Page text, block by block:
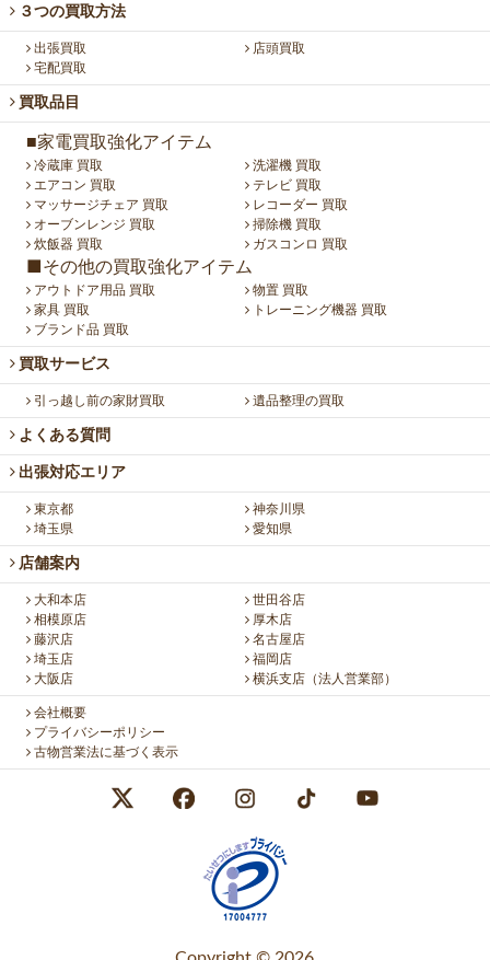
３つの買取方法
出張買取
店頭買取
宅配買取
買取品目
■家電買取強化アイテム
冷蔵庫 買取
洗濯機 買取
エアコン 買取
テレビ 買取
マッサージチェア 買取
レコーダー 買取
オーブンレンジ 買取
掃除機 買取
炊飯器 買取
ガスコンロ 買取
■その他の買取強化アイテム
アウトドア用品 買取
物置 買取
家具 買取
トレーニング機器 買取
ブランド品 買取
買取サービス
引っ越し前の家財買取 遺品整理の買取
よくある質問
出張対応エリア
東京都
神奈川県
埼玉県
愛知県
店舗案内
大和本店
世田谷店
相模原店
厚木店
藤沢店
名古屋店
埼玉店
福岡店
大阪店
横浜支店（法人営業部）
会社概要
プライバシーポリシー
古物営業法に基づく表示